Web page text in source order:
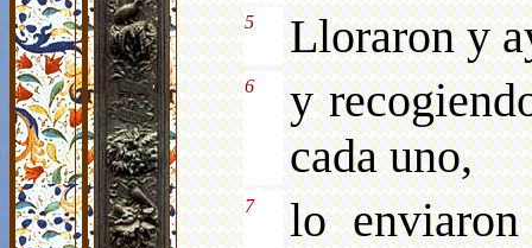
5 Lloraron y
6
y
cada uno,
7
lo